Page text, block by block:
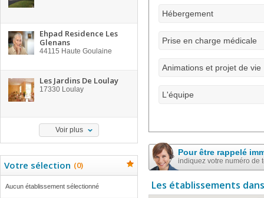
Ehpad Residence Les
Glenans
44115 Haute Goulaine
Les Jardins De Loulay
17330 Loulay
Voir plus
Votre sélection (0)
Aucun établissement sélectionné
Hébergement
Prise en charge médicale
Animations et projet de vie
L'équipe
Pour être rappelé
indiquez votre numéro de
Les établissements